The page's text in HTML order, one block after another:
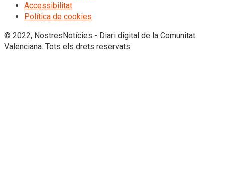
Accessibilitat
Política de cookies
© 2022, NostresNotícies - Diari digital de la Comunitat
Valenciana. Tots els drets reservats